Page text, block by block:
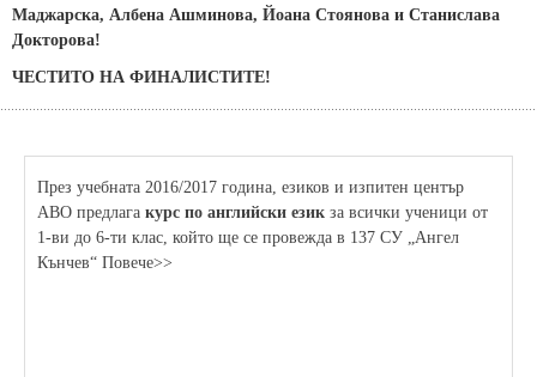
Маджарска, Албена Ашминова, Йоана Стоянова и Станислава
Докторова!
ЧЕСТИТО НА ФИНАЛИСТИТЕ!
През учебната 2016/2017 година, езиков и изпитен център
АВО предлага курс по английски език за всички ученици от
1-ви до 6-ти клас, който ще се провежда в 137 СУ „Ангел
Кънчев“ Повече>>